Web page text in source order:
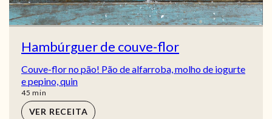
Hambúrguer de couve-flor
Couve-flor no pão! Pão de alfarroba, molho de iogurte
e pepino, quin
45 min
min
VER RECEITA